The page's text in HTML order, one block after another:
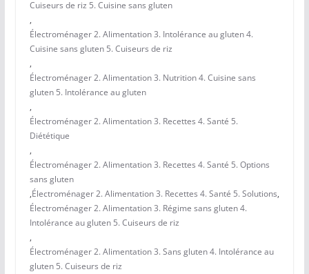
Cuiseurs de riz 5. Cuisine sans gluten
,
Électroménager 2. Alimentation 3. Intolérance au gluten 4.
Cuisine sans gluten 5. Cuiseurs de riz
,
Électroménager 2. Alimentation 3. Nutrition 4. Cuisine sans
gluten 5. Intolérance au gluten
,
Électroménager 2. Alimentation 3. Recettes 4. Santé 5.
Diététique
,
Électroménager 2. Alimentation 3. Recettes 4. Santé 5. Options
sans gluten
,Électroménager 2. Alimentation 3. Recettes 4. Santé 5. Solutions,
Électroménager 2. Alimentation 3. Régime sans gluten 4.
Intolérance au gluten 5. Cuiseurs de riz
,
Électroménager 2. Alimentation 3. Sans gluten 4. Intolérance au
gluten 5. Cuiseurs de riz